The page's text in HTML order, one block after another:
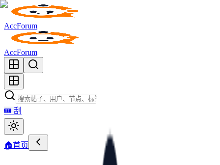
AccForum
AccForum
🎟️ 刮
🏠首页